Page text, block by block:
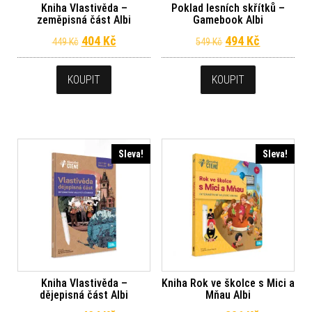
Kniha Vlastivěda –
zeměpisná část Albi
449Kč Původní cena byla: 449 Kč.
404 KčAktuální cena je: 404 Kč.
KOUPIT
Poklad lesních skřítků –
Gamebook Albi
549Kč Původní cena
494 Kč
KOUPIT
Sleva!
Kniha Vlastivěda –
dějepisná část Albi
Sleva!
Kniha Rok ve školce s Mici a
Mňau Albi